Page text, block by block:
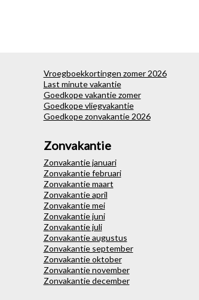
Vroegboekkortingen zomer 2026
Last minute vakantie
Goedkope vakantie zomer
Goedkope vliegvakantie
Goedkope zonvakantie 2026
Zonvakantie
Zonvakantie januari
Zonvakantie februari
Zonvakantie maart
Zonvakantie april
Zonvakantie mei
Zonvakantie juni
Zonvakantie juli
Zonvakantie augustus
Zonvakantie september
Zonvakantie oktober
Zonvakantie november
Zonvakantie december